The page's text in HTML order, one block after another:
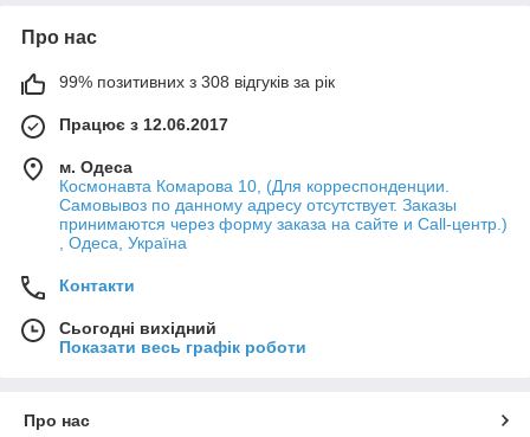
Про нас
99% позитивних з 308 відгуків за рік
Працює з 12.06.2017
м. Одеса
Космонавта Комарова 10, (Для корреспонденции.
Самовывоз по данному адресу отсутствует. Заказы
принимаются через форму заказа на сайте и Call-центр.)
, Одеса, Україна
Контакти
Сьогодні вихідний
Показати весь графік роботи
Про нас